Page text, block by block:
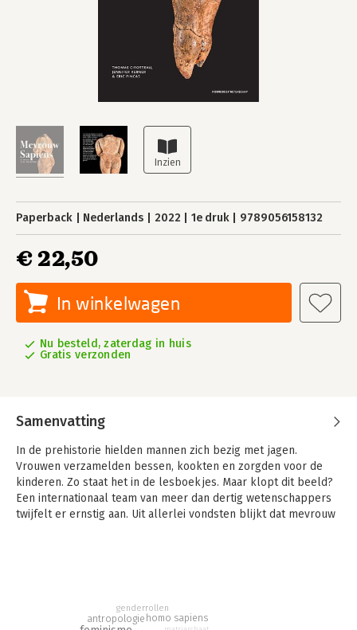
Paperback Nederlands 2022 1e druk 9789056158132
€ 22,50
In winkelwagen
Nu besteld, zaterdag in huis
Gratis verzonden
Samenvatting
In de prehistorie hielden mannen zich bezig met jagen.
Vrouwen verzamelden bessen, kookten en zorgden voor de
kinderen. Zo staat het in de lesboekjes. Maar klopt dit beeld?
Een internationaal team van meer dan dertig wetenschappers
twijfelt er ernstig aan. Uit allerlei vondsten blijkt dat mevrouw
antropologie homo sapiens
genderrollen